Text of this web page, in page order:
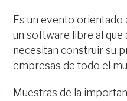
Es un evento
un software libre al que
necesitan construir su
empresas de todo el
Muestras de la